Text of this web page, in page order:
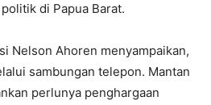
di Papua Barat.
Nelson Ahoren menyampaikan,
sambungan telepon. Mantan
perlunya penghargaan